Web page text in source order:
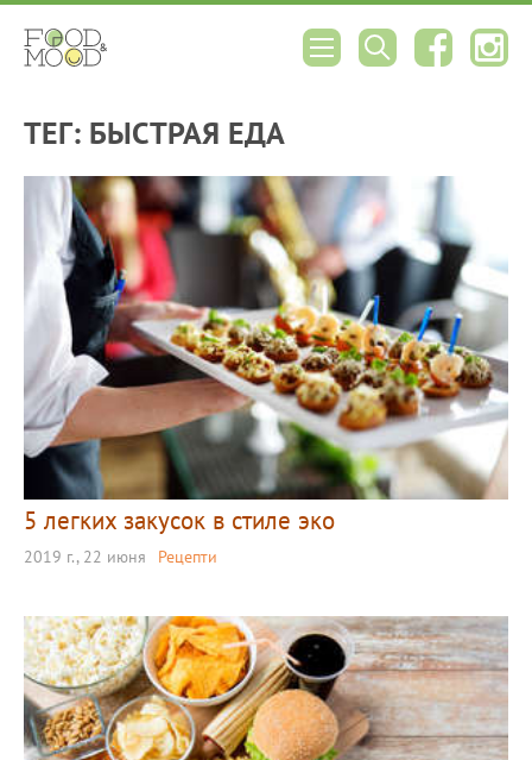
ТЕГ: БЫСТРАЯ ЕДА
5 легких закусок в стиле эко
2019 г., 22 июня Рецепти